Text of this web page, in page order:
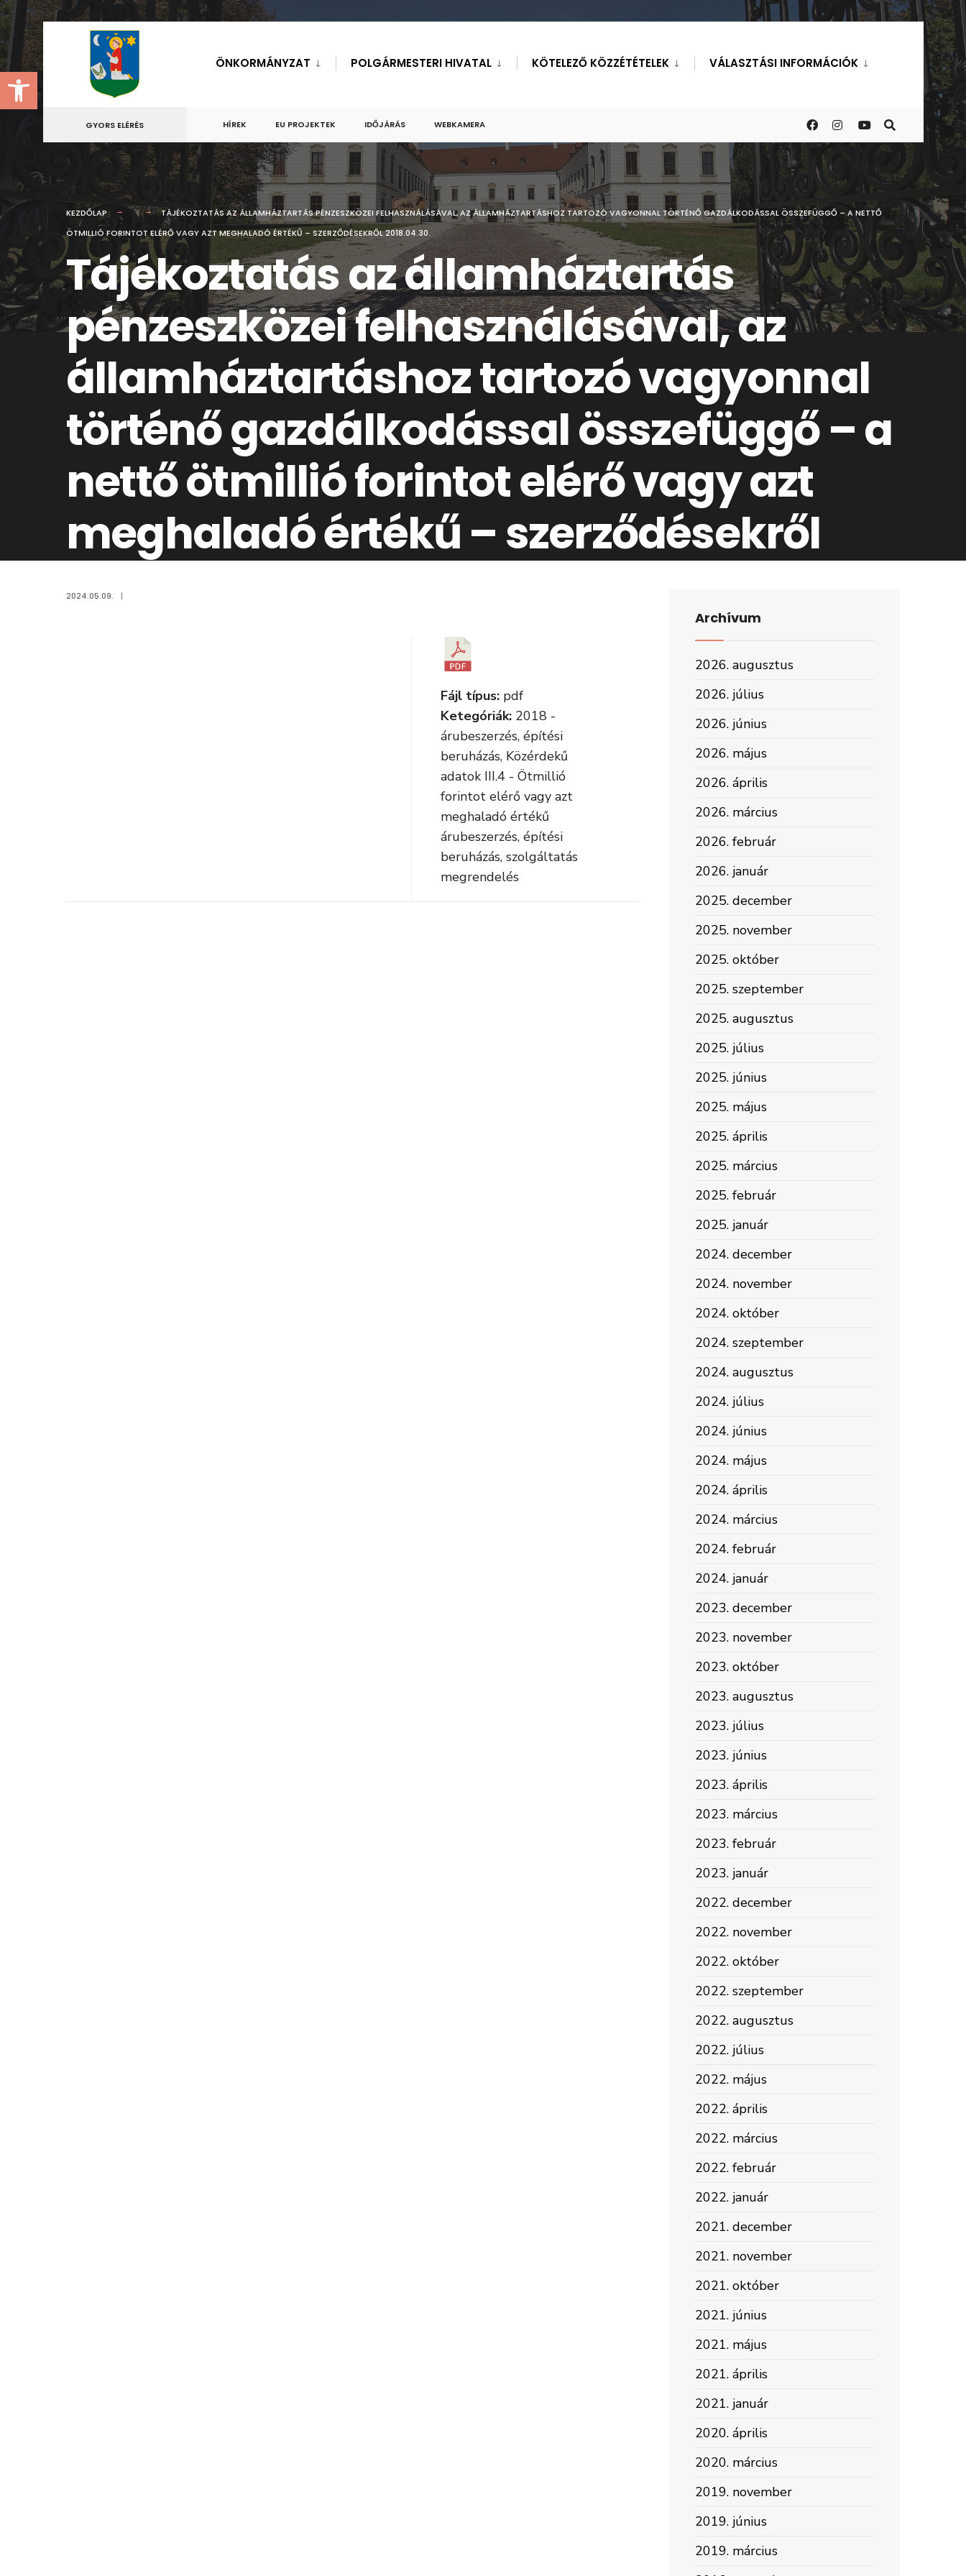
Eszköztár megnyitása
content
ÖNKORMÁNYZAT POLGÁRMESTERI HIVATAL KÖTELEZŐ KÖZZÉTÉTELEK VÁLASZTÁSI INFORMÁCIÓK
GYORS ELÉRÉS HÍREK EU PROJEKTEK IDŐJÁRÁS WEBKAMERA
KEZDŐLAP
TÁJÉKOZTATÁS AZ ÁLLAMHÁZTARTÁS PÉNZESZKÖZEI FELHASZNÁLÁSÁVAL, AZ ÁLLAMHÁZTARTÁSHOZ TARTOZÓ VAGYONNAL TÖRTÉNŐ GAZDÁLKODÁSSAL ÖSSZEFÜGGŐ – A NETTŐ
ÖTMILLIÓ FORINTOT ELÉRŐ VAGY AZT MEGHALADÓ ÉRTÉKŰ – SZERZŐDÉSEKRŐL 2018.04.30.
Tájékoztatás az államháztartás
pénzeszközei felhasználásával, az
államháztartáshoz tartozó vagyonnal
történő gazdálkodással összefüggő – a
nettő ötmillió forintot elérő vagy azt
meghaladó értékű – szerződésekről
2018.04.30.
2024.05.09. |
Fájl típus: pdf
Ketegóriák: 2018 -
árubeszerzés, építési
beruházás, Közérdekű
adatok III.4 - Ötmillió
forintot elérő vagy azt
meghaladó értékű
árubeszerzés, építési
beruházás, szolgáltatás
megrendelés
Archívum
2026. augusztus
2026. július
2026. június
2026. május
2026. április
2026. március
2026. február
2026. január
2025. december
2025. november
2025. október
2025. szeptember
2025. augusztus
2025. július
2025. június
2025. május
2025. április
2025. március
2025. február
2025. január
2024. december
2024. november
2024. október
2024. szeptember
2024. augusztus
2024. július
2024. június
2024. május
2024. április
2024. március
2024. február
2024. január
2023. december
2023. november
2023. október
2023. augusztus
2023. július
2023. június
2023. április
2023. március
2023. február
2023. január
2022. december
2022. november
2022. október
2022. szeptember
2022. augusztus
2022. július
2022. május
2022. április
2022. március
2022. február
2022. január
2021. december
2021. november
2021. október
2021. június
2021. május
2021. április
2021. január
2020. április
2020. március
2019. november
2019. június
2019. március